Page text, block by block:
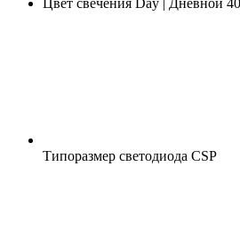
Типоразмер светодиода CSP